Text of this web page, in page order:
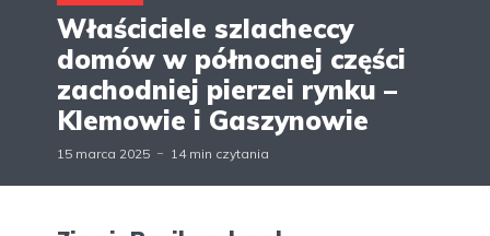
Właściciele szlacheccy
domów w północnej części
zachodniej pierzei rynku –
Klemowie i Gaszynowie
15 marca 2025 14 min czytania